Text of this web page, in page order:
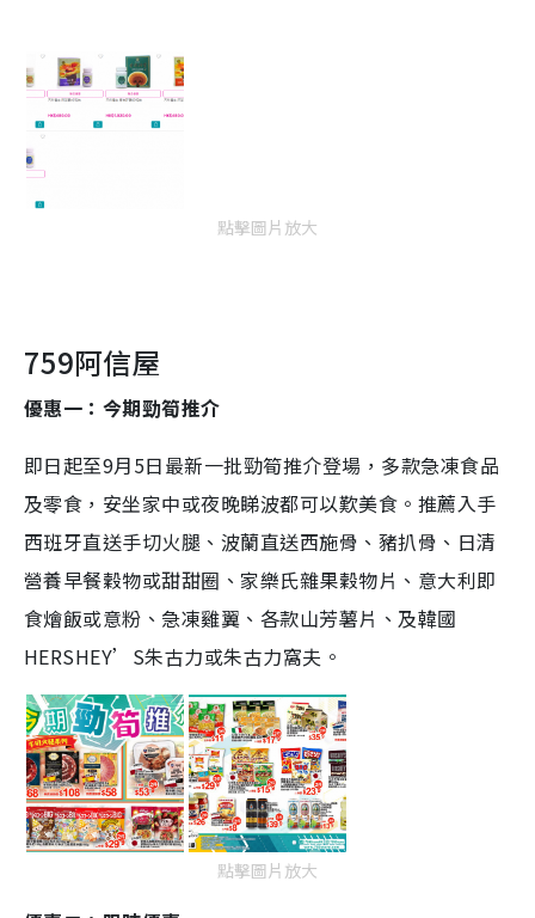
點擊圖片放大
759阿信屋
優惠一：今期勁筍推介
即日起至9月5日最新一批勁筍推介登場，多款急凍食品
及零食，安坐家中或夜晚睇波都可以歎美食。推薦入手
西班牙直送手切火腿、波蘭直送西施骨、豬扒骨、日清
營養早餐穀物或甜甜圈、家樂氏雜果穀物片、意大利即
食燴飯或意粉、急凍雞翼、各款山芳薯片、及韓國
HERSHEY’S朱古力或朱古力窩夫。
點擊圖片放大